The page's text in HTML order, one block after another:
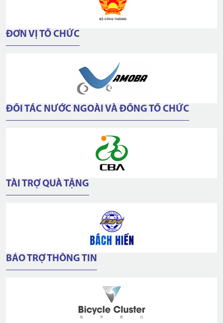
ĐƠN VỊ TỔ CHỨC
ĐỐI TÁC NƯỚC NGOÀI VÀ ĐỒNG TỔ CHỨC
TÀI TRỢ QUÀ TẶNG
BẢO TRỢ THÔNG TIN